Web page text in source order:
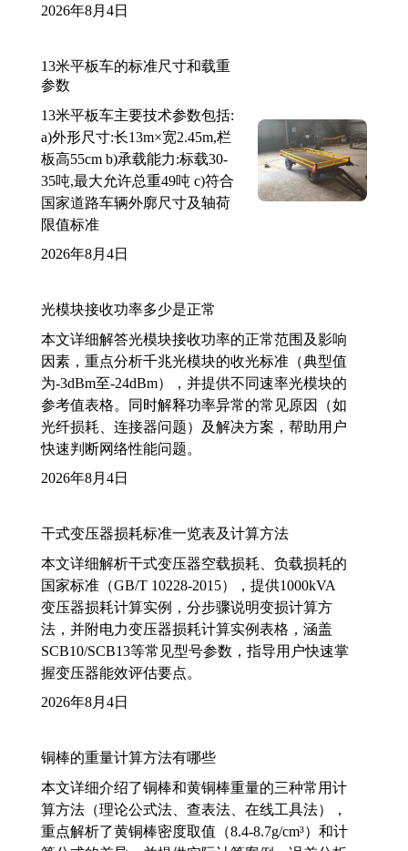
2026年8月4日
13米平板车的标准尺寸和载重
参数
13米平板车主要技术参数包括:
a)外形尺寸:长13m×宽2.45m,栏
板高55cm b)承载能力:标载30-
35吨,最大允许总重49吨 c)符合
国家道路车辆外廓尺寸及轴荷
限值标准
2026年8月4日
光模块接收功率多少是正常
本文详细解答光模块接收功率的正常范围及影响
因素，重点分析千兆光模块的收光标准（典型值
为-3dBm至-24dBm），并提供不同速率光模块的
参考值表格。同时解释功率异常的常见原因（如
光纤损耗、连接器问题）及解决方案，帮助用户
快速判断网络性能问题。
2026年8月4日
干式变压器损耗标准一览表及计算方法
本文详细解析干式变压器空载损耗、负载损耗的
国家标准（GB/T 10228-2015），提供1000kVA
变压器损耗计算实例，分步骤说明变损计算方
法，并附电力变压器损耗计算实例表格，涵盖
SCB10/SCB13等常见型号参数，指导用户快速掌
握变压器能效评估要点。
2026年8月4日
铜棒的重量计算方法有哪些
本文详细介绍了铜棒和黄铜棒重量的三种常用计
算方法（理论公式法、查表法、在线工具法），
重点解析了黄铜棒密度取值（8.4-8.7g/cm³）和计